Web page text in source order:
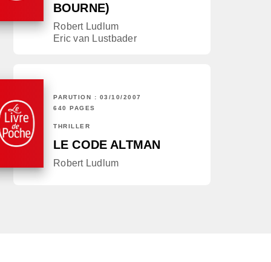
BOURNE)
Robert Ludlum
Eric van Lustbader
PARUTION : 03/10/2007
640 PAGES
THRILLER
LE CODE ALTMAN
Robert Ludlum